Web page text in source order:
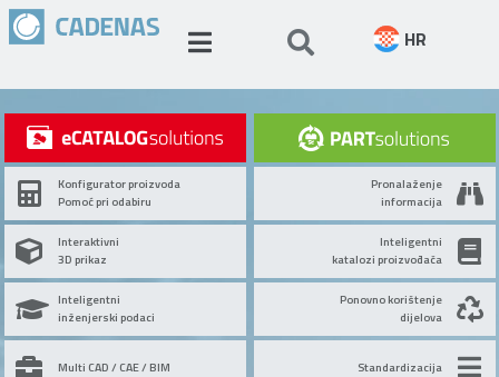
HR
Konfigurator proizvoda
Pomoć pri odabiru
Interaktivni
3D prikaz
Inteligentni
inženjerski podaci
Multi CAD / CAE / BIM
Pronalaženje
informacija
Inteligentni
katalozi proizvođača
Ponovno korištenje
dijelova
Standardizacija